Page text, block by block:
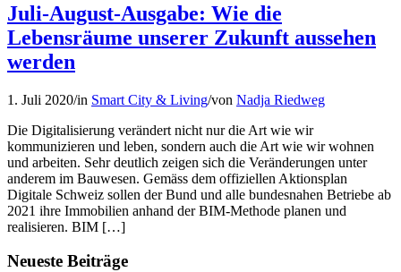
Juli-August-Ausgabe: Wie die
Lebensräume unserer Zukunft aussehen
werden
1. Juli 2020/in Smart City & Living/von Nadja Riedweg
Die Digitalisierung verändert nicht nur die Art wie wir
kommunizieren und leben, sondern auch die Art wie wir wohnen
und arbeiten. Sehr deutlich zeigen sich die Veränderungen unter
anderem im Bauwesen. Gemäss dem offiziellen Aktionsplan
Digitale Schweiz sollen der Bund und alle bundesnahen Betriebe ab
2021 ihre Immobilien anhand der BIM-Methode planen und
realisieren. BIM […]
Neueste Beiträge